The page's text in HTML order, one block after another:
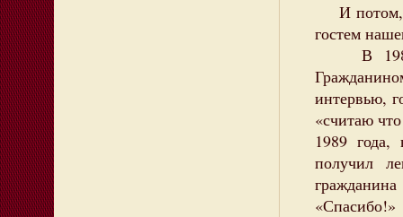
И потом,
гостем
В 1989
интервью,
«считаю
1989
получил
«Спасибо!»